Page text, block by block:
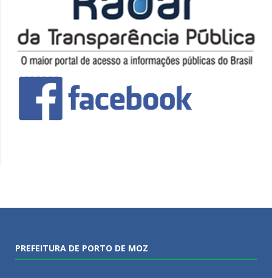
PREFEITURA DE PORTO DE MOZ